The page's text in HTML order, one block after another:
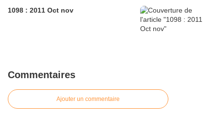
1098 : 2011 Oct nov
Commentaires
Ajouter un commentaire